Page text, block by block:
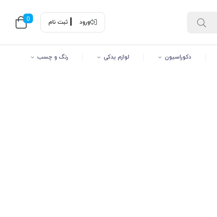
ورود ثبت نام 0
دکوراسیون لوازم یدکی رنگ و چسب